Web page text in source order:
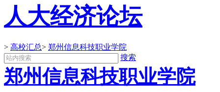
人大经济论坛
> 高校汇总> 郑州信息科技职业学院
搜索
郑州信息科技职业学院